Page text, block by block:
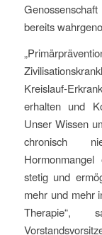
bereits
Kreislauf-
erhalten und
Unser Wissen
chronisch
stetig und
mehr und mehr
Therapie“,